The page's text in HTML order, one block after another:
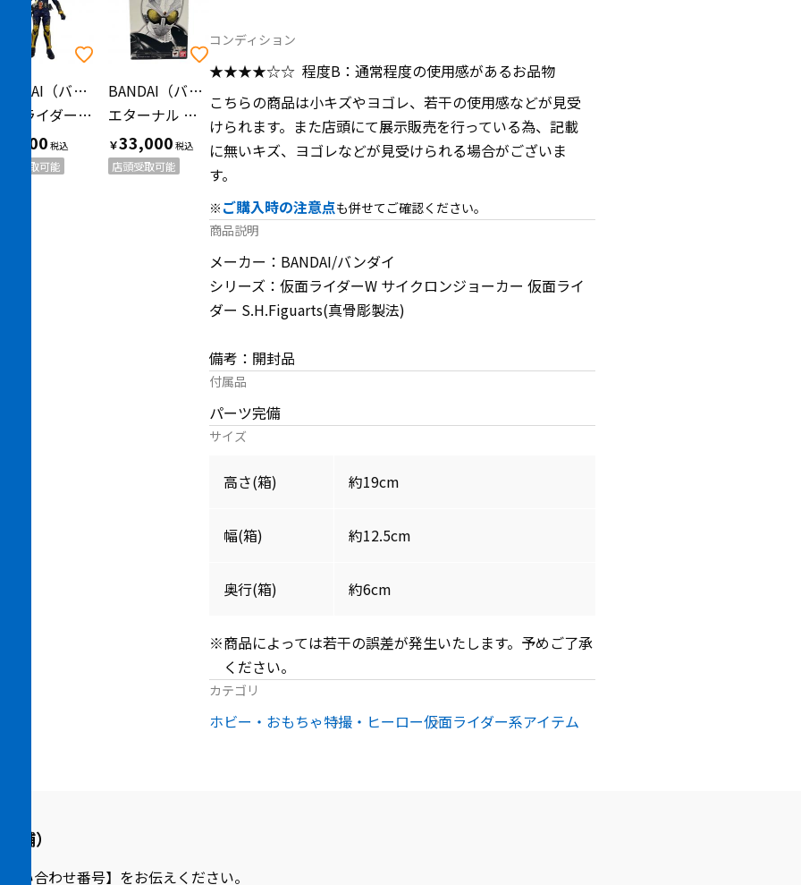
BANDAI（バンダイ）
仮面ライダー鎧武 フィギュア S.H.Figuarts 真骨頂
8,800
店頭受取可能
BANDAI（バンダイ）
エターナル フィギュア S.H.Figuarts（真骨彫製法）
￥33,000
店頭受取可能
コンディション
★★★★☆☆ 程度B：通常程度の使用感があるお品物
こちらの商品は小キズやヨゴレ、若干の使用感などが見受
けられます。また店頭にて展示販売を行っている為、記載
に無いキズ、ヨゴレなどが見受けられる場合がございま
す。
※ ご購入時の注意点も併せてご確認ください。
商品説明
メーカー：BANDAI/バンダイ
シリーズ：仮面ライダーW サイクロンジョーカー 仮面ライ
ダー S.H.Figuarts(真骨彫製法)
備考：開封品
付属品
パーツ完備
サイズ
高さ(箱) 約19cm
幅(箱) 約12.5cm
奥行(箱) 約6cm
※商品によっては若干の誤差が発生いたします。予めご了承
ください。
カテゴリ
ホビー・おもちゃ特撮・ヒーロー仮面ライダー系アイテム
舗）
い合わせ番号】をお伝えください。